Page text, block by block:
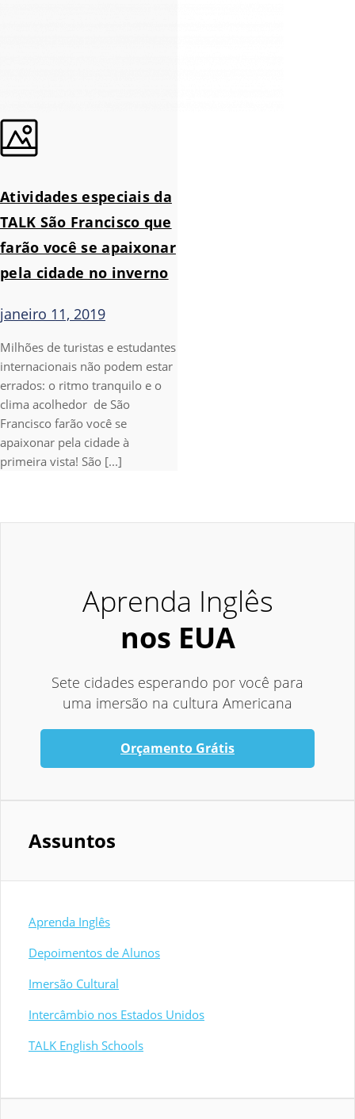
Atividades especiais da
TALK São Francisco que
farão você se apaixonar
pela cidade no inverno
janeiro 11, 2019
Milhões de turistas e estudantes
internacionais não podem estar
errados: o ritmo tranquilo e o
clima acolhedor de São
Francisco farão você se
apaixonar pela cidade à
primeira vista! São [...]
Aprenda Inglês
nos EUA
Sete cidades esperando por você para
uma imersão na cultura Americana
Orçamento Grátis
Assuntos
Aprenda Inglês
Depoimentos de Alunos
Imersão Cultural
Intercâmbio nos Estados Unidos
TALK English Schools